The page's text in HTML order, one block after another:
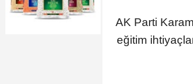
AK Parti
eğitim